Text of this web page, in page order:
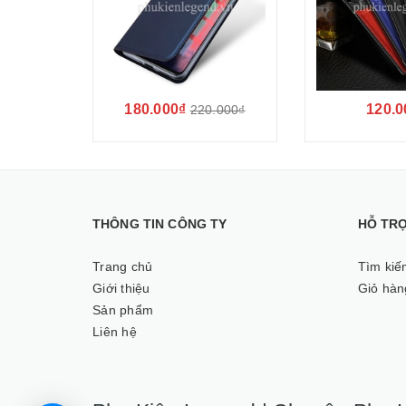
180.000₫ 220.000₫
THÔNG TIN CÔNG TY
Trang chủ
Giới thiệu
Sản phẩm
Liên hệ
HỖ
Tìm
Giỏ